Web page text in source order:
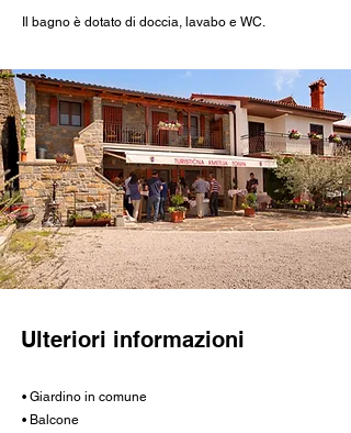
Il bagno è dotato di doccia, lavabo e WC.
Ulteriori informazioni
• Giardino in comune
• Balcone